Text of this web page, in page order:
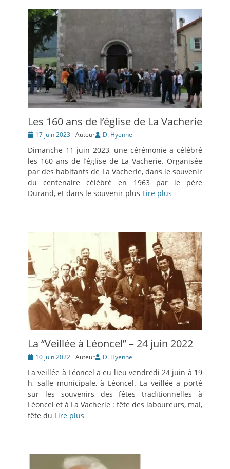
Les 160 ans de l’église de La Vacherie
Posté17 juin 2023 Auteur D. Hyenne
Dimanche 11 juin 2023, une cérémonie a célébré
les 160 ans de l’église de La Vacherie. Organisée
par des habitants de La Vacherie, dans le souvenir
du centenaire célébré en 1963 par le père
Durand, et dans le souvenir plus Lire plus
La “Veillée à Léoncel” – 24 juin 2022
Posté10 juin 2022 Auteur D. Hyenne
La veillée à Léoncel a eu lieu vendredi 24 juin à 19
h, salle municipale, à Léoncel. La veillée a porté
sur les souvenirs des fêtes traditionnelles à
Léoncel et à La Vacherie : fête des laboureurs, mai,
fête du Lire plus